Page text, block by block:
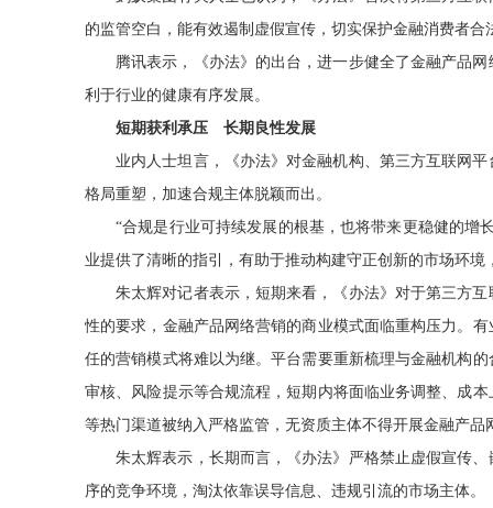
的监管空白，能有效遏制虚假宣传，切实保护金融消费者
腾讯表示，《办法》的出台，进一步健全了金融产品
利于行业的健康有序发展。
短期获利承压 长期良性发展
业内人士坦言，《办法》对金融机构、第三方互联网
格局重塑，加速合规主体脱颖而出。
“合规是行业可持续发展的根基，也将带来更稳健的增
业提供了清晰的指引，有助于推动构建守正创新的市场环
朱太辉对记者表示，短期来看，《办法》对于第三方
性的要求，金融产品网络营销的商业模式面临重构压力。
任的营销模式将难以为继。平台需要重新梳理与金融机构
审核、风险提示等合规流程，短期内将面临业务调整、成
等热门渠道被纳入严格监管，无资质主体不得开展金融产
朱太辉表示，长期而言，《办法》严格禁止虚假宣传
序的竞争环境，淘汰依靠误导信息、违规引流的市场主体。